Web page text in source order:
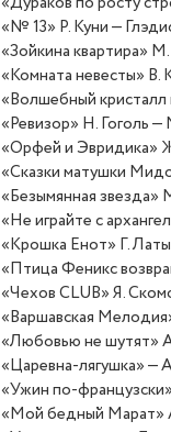
«№ 13» Р. Куни —
«Зойкина квартира»
«Комната невесты» В.
«Волшебный
«Ревизор» Н. Гоголь
«Орфей и Эвридика»
«Сказки матушки
«Безымянная звезда»
«Не играйте с
«Крошка Енот» Г.
«Птица Феникс
«Чехов CLUB» Я.
«Варшавская
«Любовью не
«Царевна-лягушка» —
«Ужин по-
«Мой бедный Марат»